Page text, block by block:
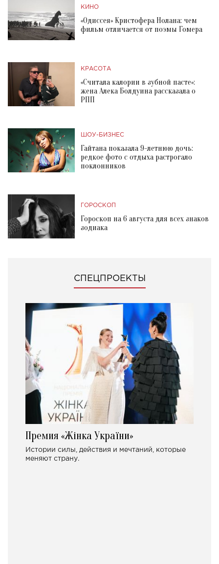
КИНО
«Одиссея» Кристофера Нолана: чем
фильм отличается от поэмы Гомера
КРАСОТА
«Считала калории в зубной пасте»:
жена Алека Болдуина рассказала о
РПП
ШОУ-БИЗНЕС
Гайтана показала 9-летнюю дочь:
редкое фото с отдыха растрогало
поклонников
ГОРОСКОП
Гороскоп на 6 августа для всех знаков
зодиака
СПЕЦПРОЕКТЫ
Премия «Жінка України»
Истории силы, действия и мечтаний, которые
меняют страну.